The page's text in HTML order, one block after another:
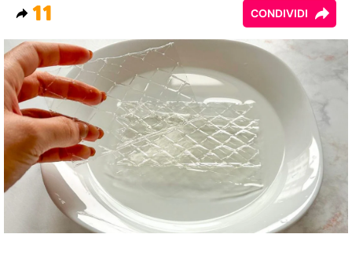
11 CONDIVIDI